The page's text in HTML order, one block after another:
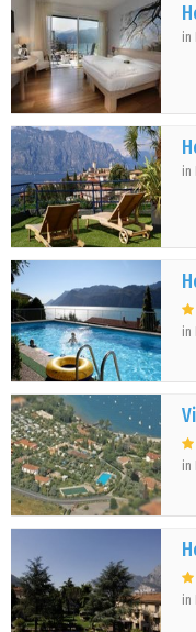
in
in
in
in
in